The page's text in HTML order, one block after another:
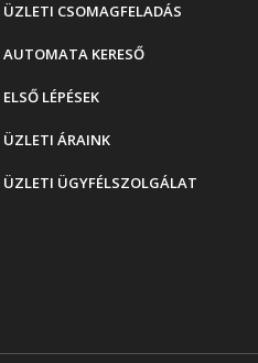
ÜZLETI CSOMAGFELADÁS
AUTOMATA KERESŐ
ELSŐ LÉPÉSEK
ÜZLETI ÁRAINK
ÜZLETI ÜGYFÉLSZOLGÁLAT